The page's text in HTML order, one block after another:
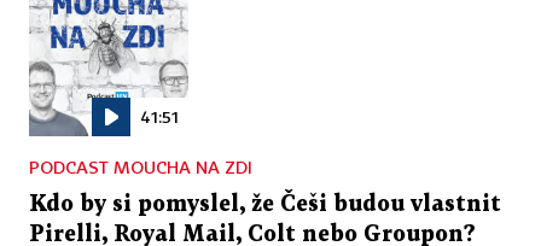
41:51
PODCAST MOUCHA NA ZDI
Kdo by si pomyslel, že Češi budou vlastnit
Pirelli, Royal Mail, Colt nebo Groupon?